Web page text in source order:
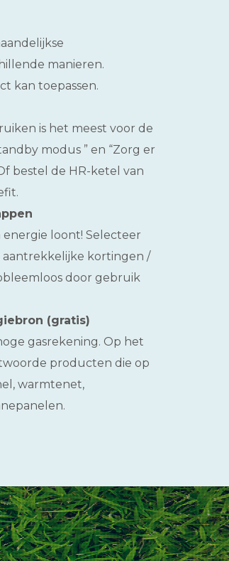
manieren.
kan toepassen.
is het meest voor de
modus ” en “Zorg er
bestel de HR-ketel van
energie loont! Selecteer
kortingen /
door gebruik
(gratis)
gasrekening. Op het
producten die op
warmtenet,